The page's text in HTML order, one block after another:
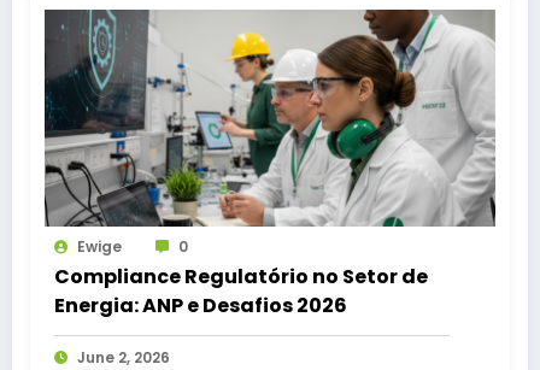
Ewige 0
Compliance Regulatório no Setor de
Energia: ANP e Desafios 2026
June 2, 2026